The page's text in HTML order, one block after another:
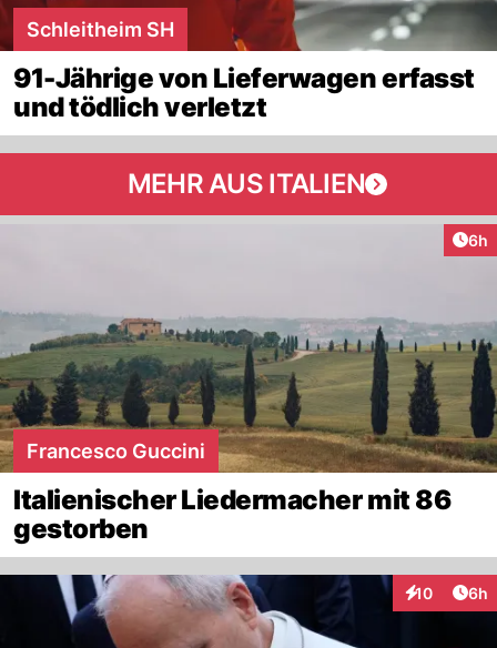
Schleitheim SH
91-Jährige von Lieferwagen erfasst
und tödlich verletzt
MEHR AUS ITALIEN
6h
Francesco Guccini
Italienischer Liedermacher mit 86
gestorben
10
Interaktionen
6h